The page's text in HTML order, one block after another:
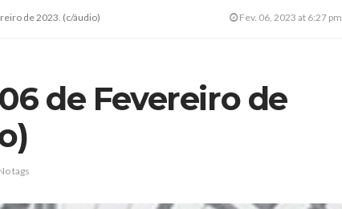
de 2023. (c/áudio) Fev. 06, 2023 at 6:27 pm
de Fevereiro de
tags